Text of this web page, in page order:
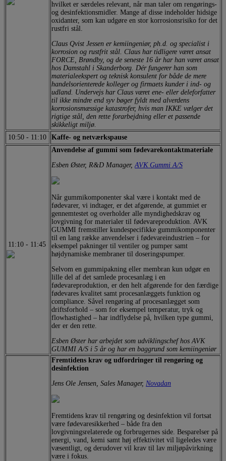
hvilket er særdeles relevant, når man taler om rengørings-
og desinfektionsmidler. Mange af disse indeholder hidsige
oxidanter, som kan udgøre en stor korrosionsrisiko for det
rustfri stål.
Claus Qvist Jessen er kemiingeniør, ph.d. og specialist i
korrosion og rustfrit stål. Claus har tidligere været ansat
FORCE, Brøndby, og de seneste 16 år har han været ansat
hos Damstahl i Skanderborg. Dér fungerer han som
materialeekspert og teknisk konsulent for både de mere
handelsorienterede kolleger og firmaets kunder i ind- og
udland. Undervejs har Claus været ene- eller deleforfatter
til ikke mindre end syv bøger fyldt med alverdens
korrosionsmæssige katastrofer, hvis man IKKE vælger det
rigtige stål, den rette forarbejdning eller et passende
skikkeligt miljø.
10:50 - 11:10 Kaffe- og netværkspause
11:10 - 11:45
Anvendelse af gummi som fødevarekontaktmateriale
Esben Øster, R&D Manager, AVK Gummi A/S
Når gummikomponenter skal være i kontakt med de
fødevarer, vi indtager, er det afgørende, at gummiet er
gennemtestet og overholder alle myndighedskrav og
lovgivning for materialer til fødevareproduktion. AVK
GUMMI fremstiller kundespecifikke gummikomponenter
til en lang række anvendelser i fødevareindustrien – for
eksempel pakninger til ventiler og pumper samt
højdynamiske membraner til doseringspumper.
Selvom en gummipakning eller membran kun udgør en
lille del af det samlede procesanlæg i en
fødevareproduktion, er den helt afgørende for den færdige
fødevares kvalitet samt procesanlæggets funktion og
compliance. Såvel rengøring af procesanlægget som
driftsforhold – som for eksempel temperatur, tryk og
flowhastighed – har indflydelse på, hvilken type gummi,
der er den rette.
Esben Øster har arbejdet som udviklingschef hos AVK
GUMMI A/S i 5 år og har en baggrund som kemiingeniør
Fremtidens krav og udfordringer til rengøring og
desinfektion
Jens Ole Jensen, Sales Manager, Novadan
Fremtidens krav til rengøring og desinfektion vil fortsat
være fødevaresikkerhed – både fra den
lovgivningsrelaterede og forbrugernes side. Besparelser på
energi, vand, kemi samt høj effektivitet vil ligeledes være
væsentligt, og derudover vil krav til lav miljøpåvirkning
være i fokus.